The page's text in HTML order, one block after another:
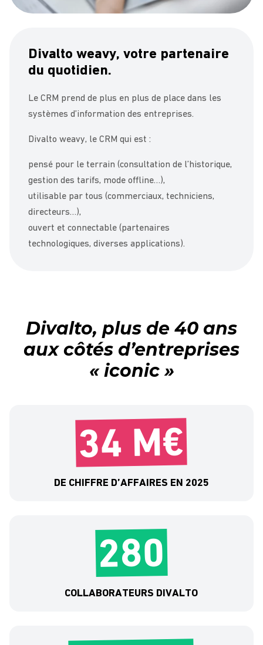
Divalto weavy, votre partenaire
du quotidien.
Le CRM prend de plus en plus de place dans les
systèmes d’information des entreprises.
Divalto weavy, le CRM qui est :
pensé pour le terrain (consultation de l’historique,
gestion des tarifs, mode offline…),
utilisable par tous (commerciaux, techniciens,
directeurs…),
ouvert et connectable (partenaires
technologiques, diverses applications).
Divalto, plus de 40 ans
aux côtés d’entreprises
« iconic »
34 M€
DE CHIFFRE D’AFFAIRES EN 2025
280
COLLABORATEURS DIVALTO